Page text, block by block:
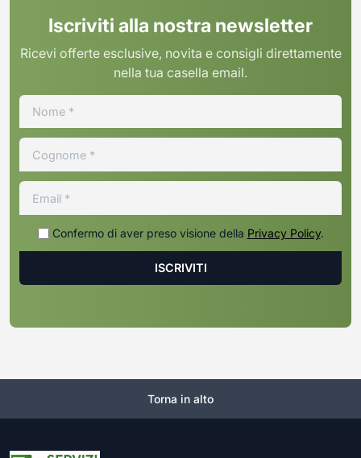
Iscriviti alla nostra newsletter
Ricevi offerte esclusive, novita e consigli direttamente
nella tua casella email.
Confermo di aver preso visione della Privacy Policy.
Torna in alto